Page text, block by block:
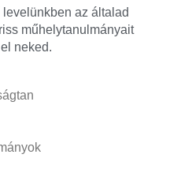
az általad
műhelytanulmányait
neked.